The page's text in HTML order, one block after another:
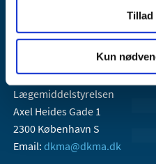
Tillad
Kun
Lægemiddelstyrelsen
Axel Heides Gade 1
2300 København S
Email: dkma@dkma.dk